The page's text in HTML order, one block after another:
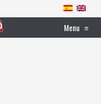
Menu ≡